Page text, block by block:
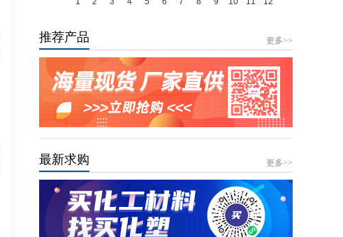
推荐产品 更多>>
最新求购 更多>>